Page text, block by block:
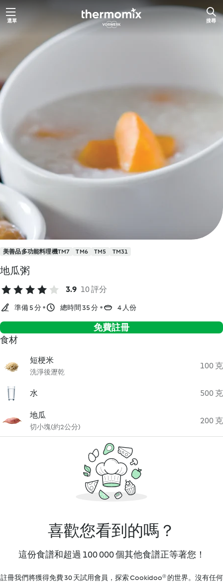
跳選單 搜尋
美善品多功能料理機TM7 TM6 TM5 TM31
地瓜粥
3.9 10 評分
準備 5 分 總時間 35 分 4 人份
免費註冊
食材
短梗米
洗淨後瀝乾
100 克
水 500 克
地瓜
切小塊(約2公分)
200 克
喜歡您看到的嗎？
這份食譜和超過 100 000 個其他食譜正等著您！
註冊我們將獲得免費 30 天試用會員，探索 Cookidoo® 的世界。沒有任何